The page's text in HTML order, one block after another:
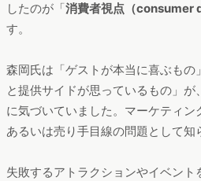
したのが「消費者視点（consumer
す。
森岡氏は「ゲストが本当に喜ぶもの
と提供サイドが思っているもの」が
に気づいていました。マーケティン
あるいは売り手目線の問題として知
失敗するアトラクションやイベン